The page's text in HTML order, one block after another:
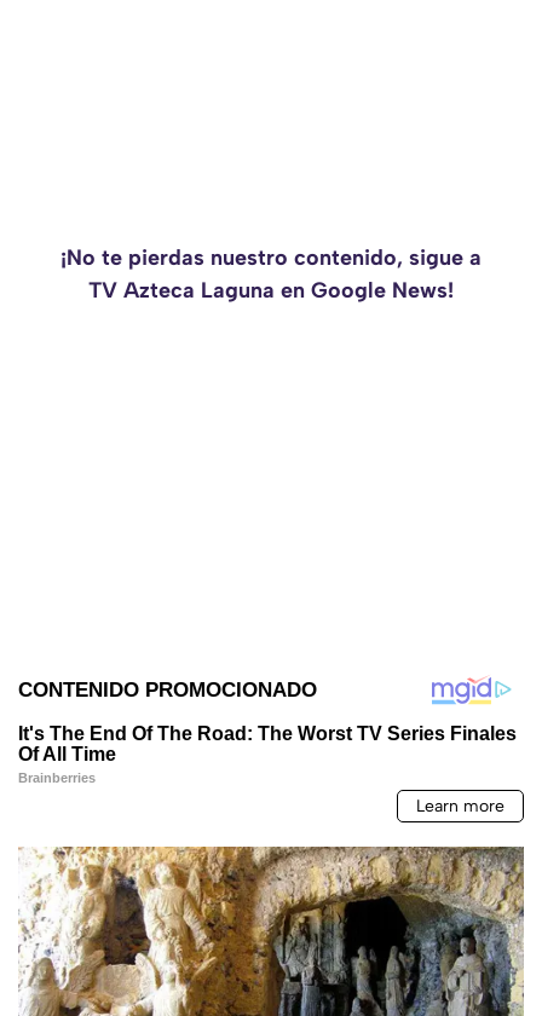
¡No te pierdas nuestro contenido, sigue a
TV Azteca Laguna en Google News!